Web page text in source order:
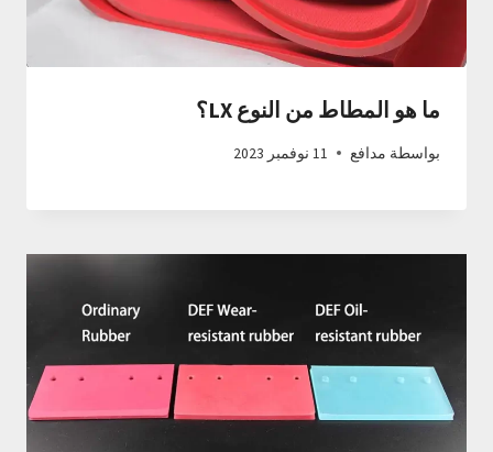
ما هو المطاط من النوع LX؟
بواسطة مدافع 11 نوفمبر 2023